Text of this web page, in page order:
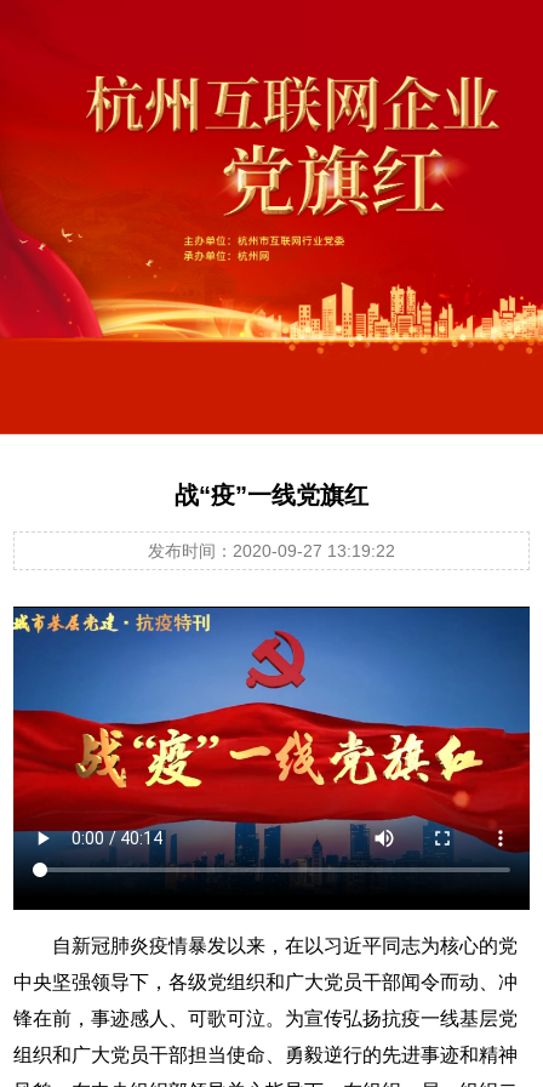
战“疫”一线党旗红
发布时间：2020-09-27 13:19:22
自新冠肺炎疫情暴发以来，在以习近平同志为核心的党
中央坚强领导下，各级党组织和广大党员干部闻令而动、冲
锋在前，事迹感人、可歌可泣。为宣传弘扬抗疫一线基层党
组织和广大党员干部担当使命、勇毅逆行的先进事迹和精神